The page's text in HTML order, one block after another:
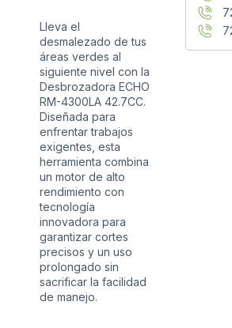
Lleva el
desmalezado de tus
áreas verdes al
siguiente nivel con la
Desbrozadora ECHO
RM-4300LA 42.7CC.
Diseñada para
enfrentar trabajos
exigentes, esta
herramienta combina
un motor de alto
rendimiento con
tecnología
innovadora para
garantizar cortes
precisos y un uso
prolongado sin
sacrificar la facilidad
de manejo.